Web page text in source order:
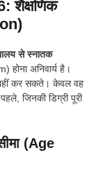
शैक्षणिक
से स्नातक
अनिवार्य है।
नहीं कर सकते। केवल वह
जिनकी डिग्री पूरी
(Age